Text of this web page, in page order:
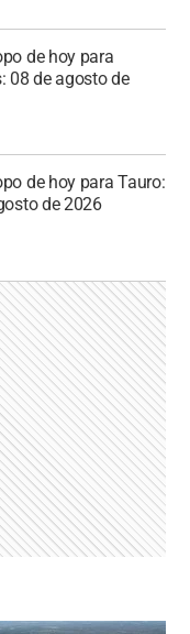
de hoy para
08 de agosto de
de hoy para Tauro:
de 2026